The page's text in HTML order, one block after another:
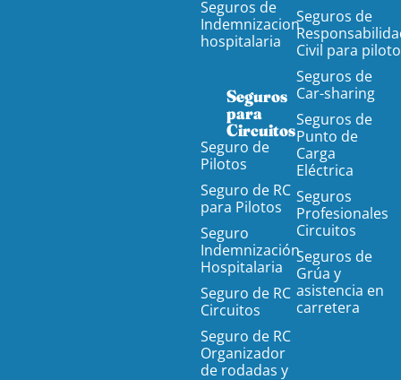
Seguros de
Indemnizacion
hospitalaria
Seguros
para
Circuitos
Seguro de
Pilotos
Seguro de RC
para Pilotos
Seguro
Indemnización
Hospitalaria
Seguro de RC
Circuitos
Seguro de RC
Organizador
de rodadas y
Seguros de
Civil para
Seguros de
Car-sharing
Seguros de
Punto de
Carga
Eléctrica
Seguros
Profesionales
Circuitos
Seguros de
Grúa y
asistencia en
carretera